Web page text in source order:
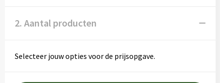
2. Aantal producten
Selecteer jouw opties voor de prijsopgave.